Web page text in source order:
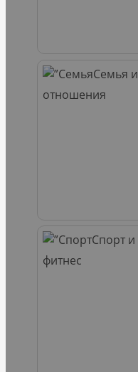
Семья и
отношения
Спорт и
фитнес